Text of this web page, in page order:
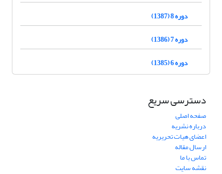
دوره 8 (1387)
دوره 7 (1386)
دوره 6 (1385)
دسترسی سریع
صفحه اصلی
درباره نشریه
اعضای هیات تحریریه
ارسال مقاله
تماس با ما
نقشه سایت